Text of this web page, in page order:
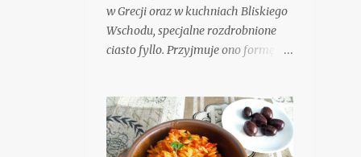
w Grecji oraz w kuchniach Bliskiego
Wschodu, specjalne rozdrobnione
ciasto fyllo. Przyjmuje ono formę
chrupiące i słodkie ciasteczka,
należące do grupy syropiastych,
czyli nasączanych cukrowym